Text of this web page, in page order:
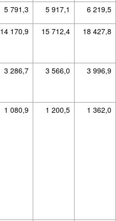
5 791,3 5 917,1 6 219,5
14 170,9 15 712,4 18 427,8
3 286,7 3 566,0 3 996,9
1 080,9 1 200,5 1 362,0